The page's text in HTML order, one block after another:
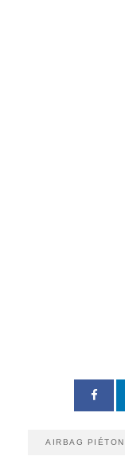
AIRBAG PIÉTON